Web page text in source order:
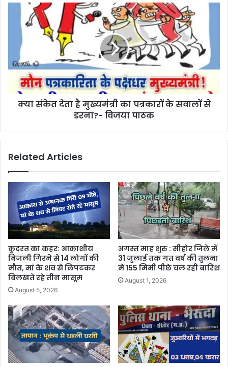
s
क्‍या संकेत देता है मुख्‍यमंत्री का पत्रकारों के सवालों से
डरना?- विजया पाठक
Related Articles
कुदरत का कहर: आकाशीय
बिजली गिरने से 14 लोगों की
मौत, मां के शव से लिपटकर
बिलखते रहे तीन मासूम
August 5, 2026
अगस्त माह शुरु : सीहोर जिले में
31 जुलाई तक गत वर्ष की तुलना
में 155 मिमी पीछे चल रही बारिश
August 1, 2026